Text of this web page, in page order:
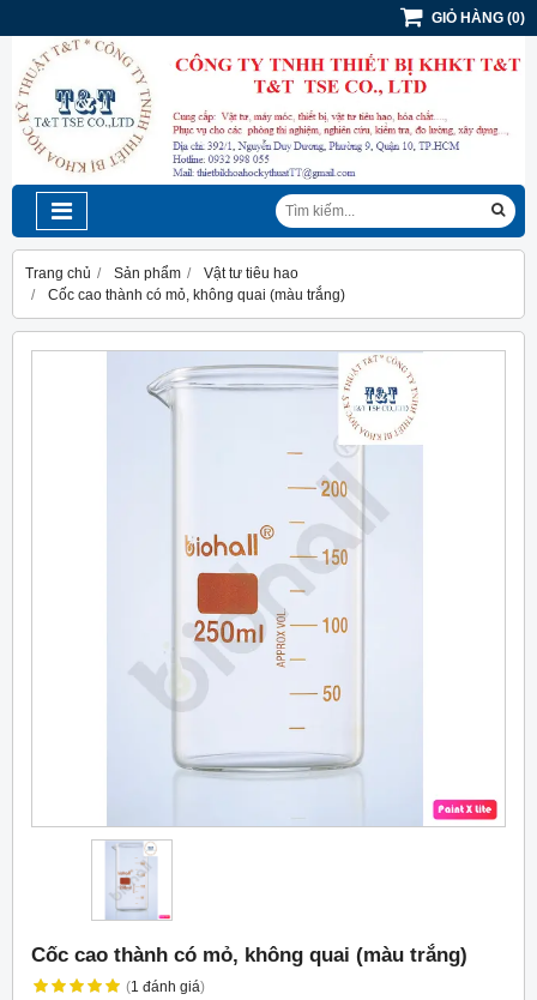
GIỎ HÀNG (0)
Trang chủ Sản phẩm
Vật tư tiêu hao
Cốc cao thành có mỏ, không quai (màu trắng)
Cốc cao thành có mỏ, không quai (màu trắng)
(1 đánh giá)